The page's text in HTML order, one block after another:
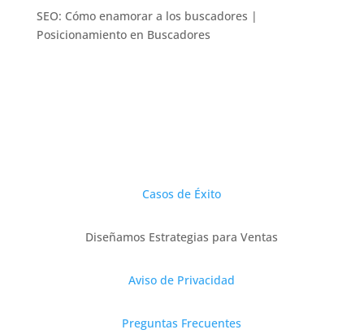
SEO: Cómo enamorar a los buscadores |
Posicionamiento en Buscadores
Casos de Éxito
Diseñamos Estrategias para Ventas
Aviso de Privacidad
Preguntas Frecuentes